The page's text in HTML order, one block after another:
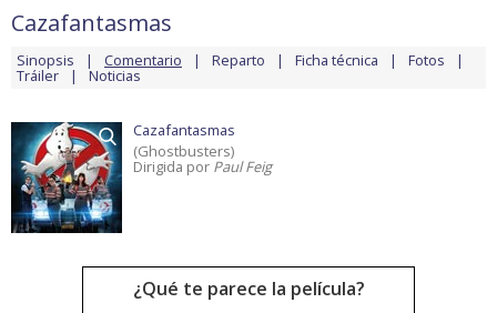
Cazafantasmas
Sinopsis Comentario Reparto Ficha técnica Fotos
Tráiler Noticias
Cazafantasmas
(Ghostbusters)
Dirigida por Paul Feig
¿Qué te parece la película?